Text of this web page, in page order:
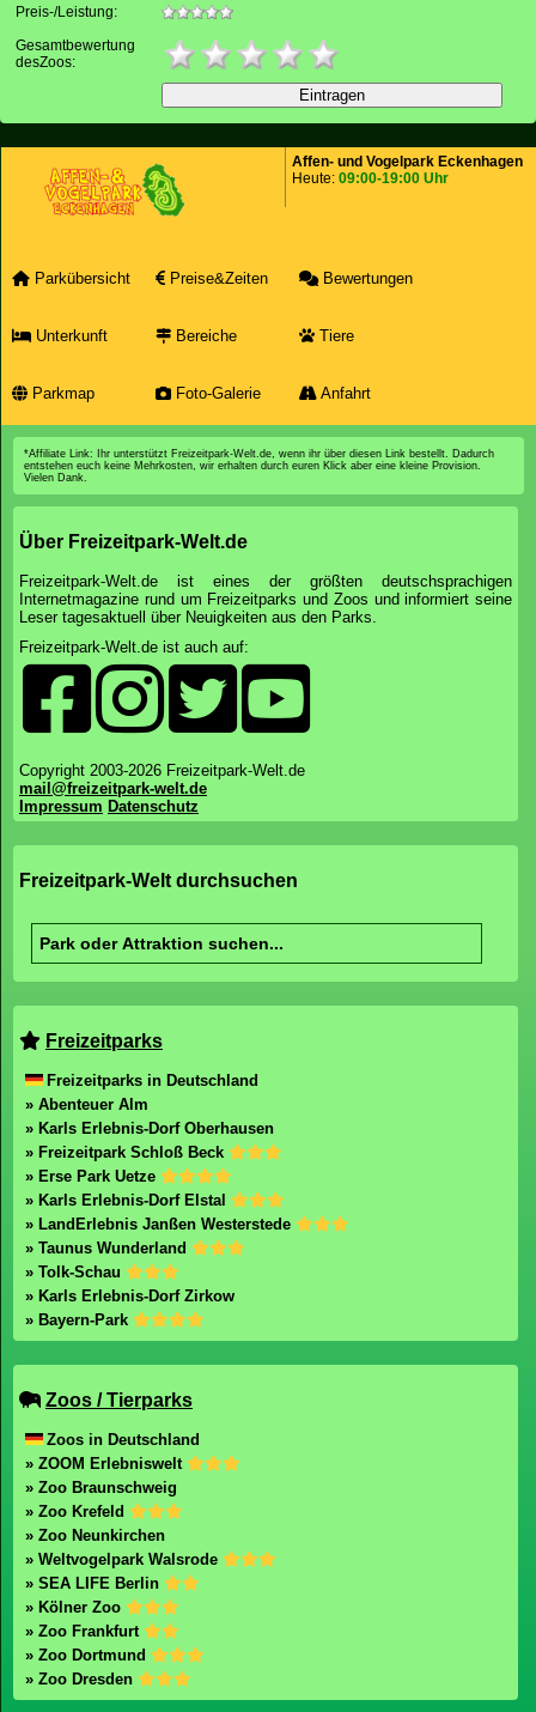
Preis-/Leistung:
Gesamtbewertung
desZoos:
Affen- und Vogelpark Eckenhagen
Heute: 09:00-19:00 Uhr
Parkübersicht Preise&Zeiten Bewertungen
Unterkunft Bereiche Tiere
Parkmap Foto-Galerie Anfahrt
*Affiliate Link: Ihr unterstützt Freizeitpark-Welt.de, wenn ihr über diesen Link bestellt. Dadurch
entstehen euch keine Mehrkosten, wir erhalten durch euren Klick aber eine kleine Provision.
Vielen Dank.
Über Freizeitpark-Welt.de
Freizeitpark-Welt.de ist eines der größten deutschsprachigen
Internetmagazine rund um Freizeitparks und Zoos und informiert seine
Leser tagesaktuell über Neuigkeiten aus den Parks.
Freizeitpark-Welt.de ist auch auf:
Copyright 2003-2026 Freizeitpark-Welt.de
mail@freizeitpark-welt.de
Impressum Datenschutz
Freizeitpark-Welt durchsuchen
Freizeitparks
Freizeitparks in Deutschland
» Abenteuer Alm
» Karls Erlebnis-Dorf Oberhausen
» Freizeitpark Schloß Beck
» Erse Park Uetze
» Karls Erlebnis-Dorf Elstal
» LandErlebnis Janßen Westerstede
» Taunus Wunderland
» Tolk-Schau
» Karls Erlebnis-Dorf Zirkow
» Bayern-Park
Zoos / Tierparks
Zoos in Deutschland
» ZOOM Erlebniswelt
» Zoo Braunschweig
» Zoo Krefeld
» Zoo Neunkirchen
» Weltvogelpark Walsrode
» SEA LIFE Berlin
» Kölner Zoo
» Zoo Frankfurt
» Zoo Dortmund
» Zoo Dresden